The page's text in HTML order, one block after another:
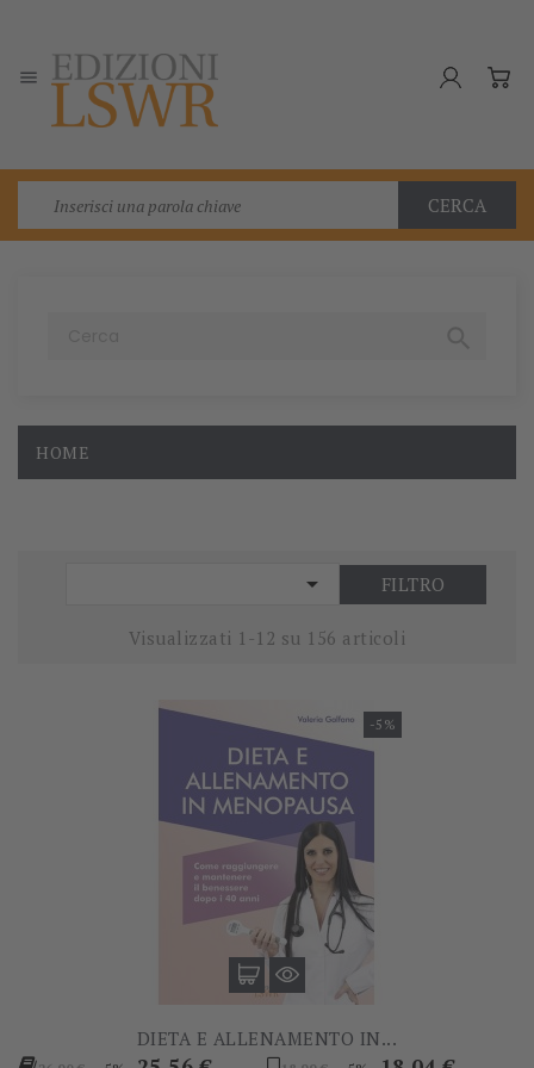

CERCA
HOME
 FILTRO
Visualizzati 1-12 su 156 articoli
-5%
DIETA E ALLENAMENTO IN...